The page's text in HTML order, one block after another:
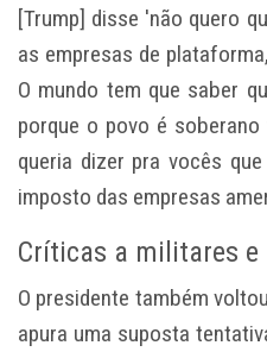
[Trump] disse 'não quero
as empresas de
O mundo tem que saber
porque o povo é
queria dizer pra vocês
imposto das empresas
Críticas a militares e
O presidente também
apura uma suposta